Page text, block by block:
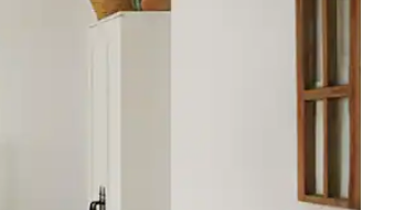
e para baixo do teclado ou tocando e deslizando o dedo